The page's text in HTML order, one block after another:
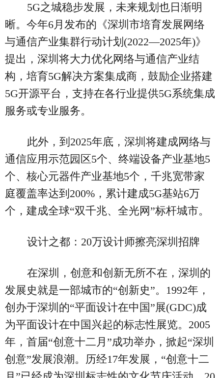
5G之城稳步发展，未来规划也日渐明
晰。今年6月发布的《深圳市培育发展网络
与通信产业集群行动计划(2022—2025年)》
提出，深圳将大力优化网络与通信产业结
构，培育5G解决方案集成商，鼓励企业搭建
5G开源平台，支持在各行业提供5G系统集成
服务或专业服务。
此外，到2025年底，深圳将建成网络与
通信应用示范园区5个、终端设备产业基地5
个、核心元器件产业基地5个，千兆宽带家
庭覆盖率达到200%，累计建成5G基站6万
个，建成全球“双千兆、全光网”标杆城市。
设计之都：20万设计师擦亮深圳招牌
在深圳，创意和创新无所不在，深圳的
发展史就是一部城市的“创新史”。1992年，
创办于深圳的“平面设计在中国”展(GDC)成
为平面设计在中国兴起的标志性展览。2005
年，首届“创意十二月”成功举办，掀起“深圳
创意”发展浪潮。历经17年发展，“创意十二